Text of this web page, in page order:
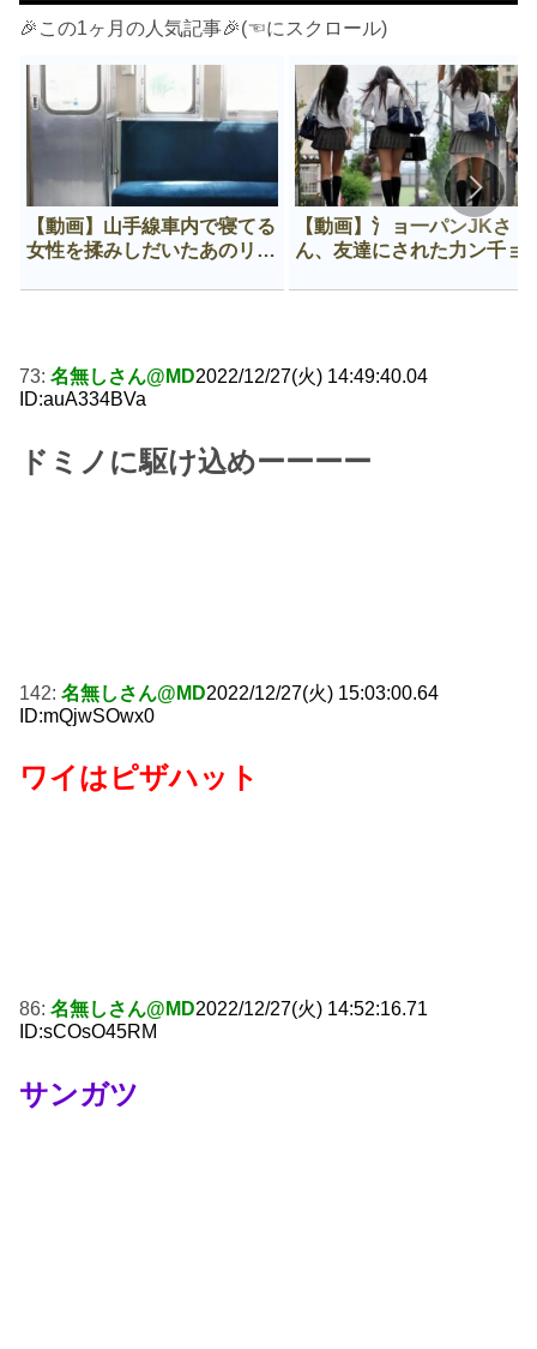
🎉この1ヶ月の人気記事🎉(☜にスクロール)
【動画】山手線車内で寝てる
女性を揉みしだいたあのリー
【動画】氵ョ一パンJKさ
ん、友達にされた力ン千ョ
73: 名無しさん@MD2022/12/27(火) 14:49:40.04
ID:auA334BVa
ドミノに駆け込めーーーー
142: 名無しさん@MD2022/12/27(火) 15:03:00.64
ID:mQjwSOwx0
ワイはピザハット
86: 名無しさん@MD2022/12/27(火) 14:52:16.71
ID:sCOsO45RM
サンガツ